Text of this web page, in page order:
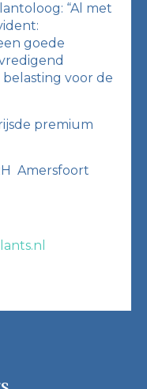
“Al met
goede
voor de
premium
Amersfoort